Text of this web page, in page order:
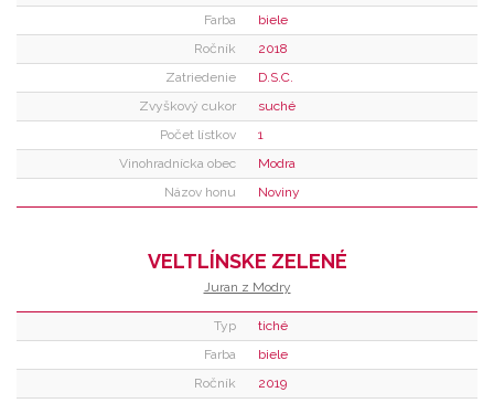
Farba
biele
Ročník
2018
Zatriedenie
D.S.C.
Zvyškový cukor
suché
Počet lístkov
1
Vinohradnícka obec
Modra
Názov honu
Noviny
VELTLÍNSKE ZELENÉ
Juran z Modry
Typ
tiché
Farba
biele
Ročník
2019